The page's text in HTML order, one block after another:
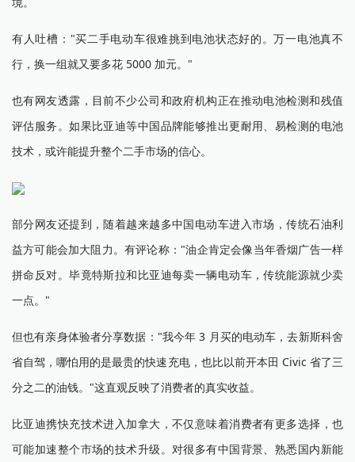
有人吐槽："买二手电动车很难挑到电池状态好的。万一电池真不
行，换一组就又要多花 5000 加元。"
也有网友透露，目前不少公司和政府机构正在推动电池检测和残值
评估服务。如果比亚迪等中国品牌能够推出更耐用、易检测的电池
技术，或许能提升整个二手市场的信心。
部分网友还提到，随着越来越多中国电动车进入市场，传统石油利
益方可能会加大阻力。有评论称："油企肯定会像当年香烟广告一样
拼命反对。毕竟特斯拉和比亚迪每卖一辆电动车，传统能源就少卖
一点。"
但也有亲身体验者分享数据："我今年 3 月买的电动车，去新斯科舍
省自驾，哪怕用的是最贵的快速充电，也比以前开本田 Civic 省了三
分之二的油钱。"这直观反映了消费者的真实收益。
比亚迪携快充技术进入加拿大，不仅意味着消费者有更多选择，也
可能加速整个市场的技术升级。对很多有中国背景、熟悉国内新能